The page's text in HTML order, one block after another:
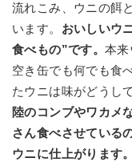
流れこみ、ウニの餌
います。 おいしいウ
食べもの”です。 本来
空き缶でも何でも食
たウニは味がどうし
陸のコンブやワカメ
さん食べさせている
ウニに仕上がります。